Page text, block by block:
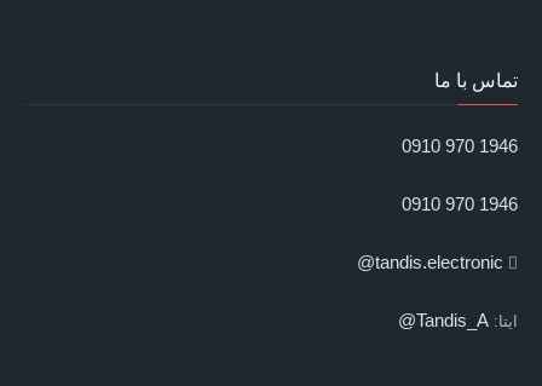
تماس با ما
1946 970 0910
1946 970 0910
tandis.electronic@
ایتا: Tandis_A@